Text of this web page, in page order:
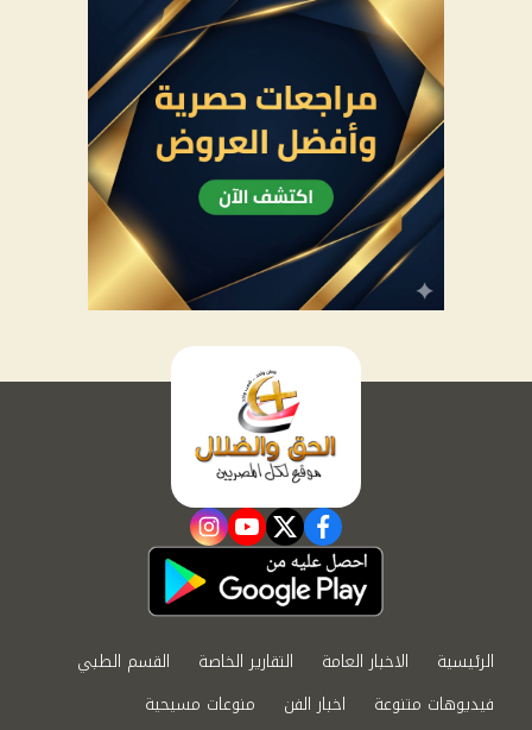
facebook
twitter
youtube
instagram
الرئيسية الاخبار العامة التقارير الخاصة
القسم الطبي
فيديوهات متنوعة
اخبار الفن منوعات مسيحية